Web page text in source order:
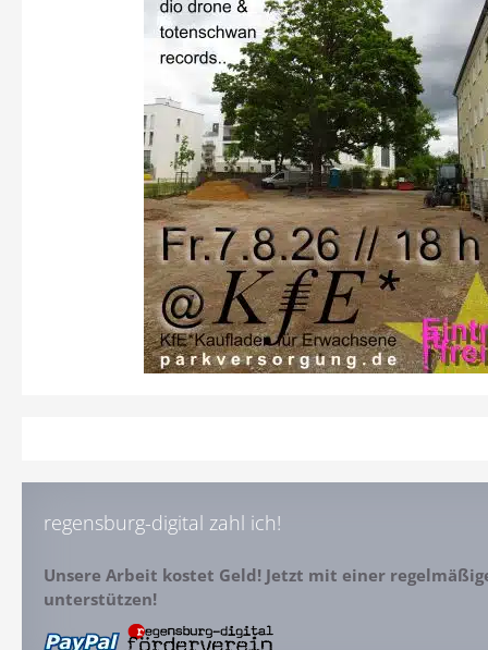
regensburg-digital zahl ich!
Unsere Arbeit kostet Geld! Jetzt mit einer
unterstützen!